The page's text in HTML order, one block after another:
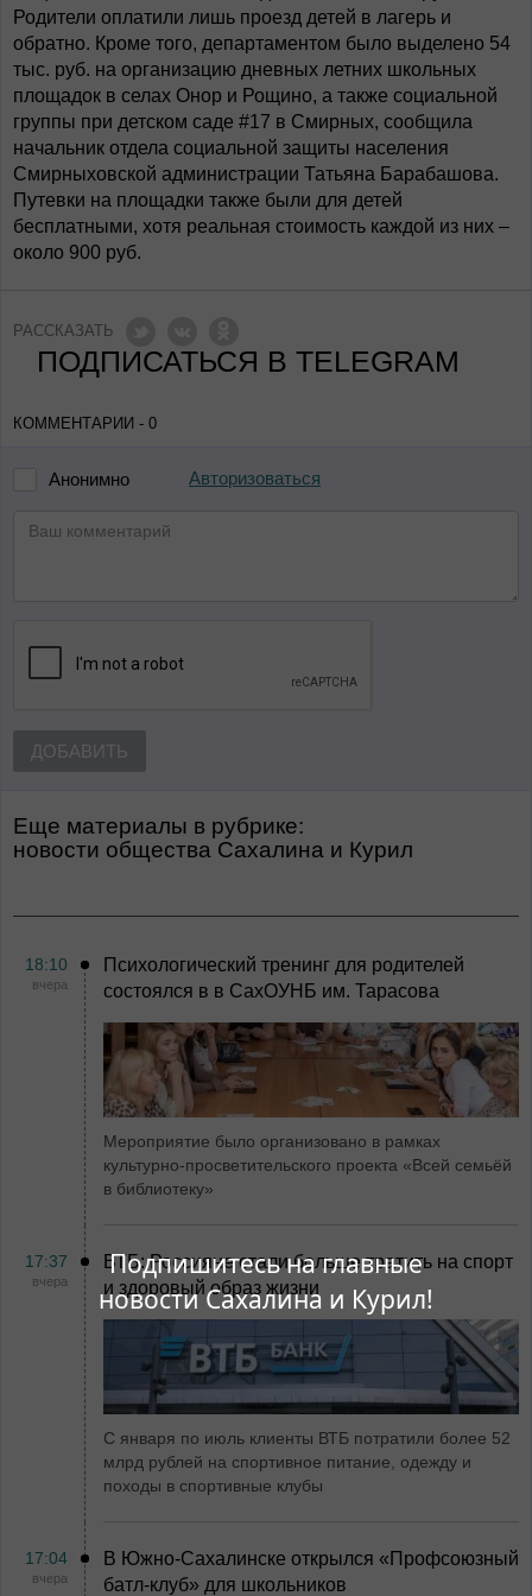
Подпишитесь на главные
новости Сахалина и Курил!
Родители оплатили лишь проезд детей в лагерь и
обратно. Кроме того, департаментом было выделено 54
тыс. руб. на организацию дневных летних школьных
площадок в селах Онор и Рощино, а также социальной
группы при детском саде #17 в Смирных, сообщила
начальник отдела социальной защиты населения
Смирныховской администрации Татьяна Барабашова.
Путевки на площадки также были для детей
бесплатными, хотя реальная стоимость каждой из них –
около 900 руб.
РАССКАЗАТЬ
ПОДПИСАТЬСЯ В TELEGRAM
КОММЕНТАРИИ - 0
Анонимно Авторизоваться
ДОБАВИТЬ
Еще материалы в рубрике:
Новости общества Сахалина и Курил
18:10
вчера
Психологический тренинг для родителей
состоялся в в СахОУНБ им. Тарасова
Мероприятие было организовано в рамках
культурно-просветительского проекта «Всей семьёй
в библиотеку»
17:37
вчера
ВТБ: Россияне стали больше тратить на спорт
и здоровый образ жизни
С января по июль клиенты ВТБ потратили более 52
млрд рублей на спортивное питание, одежду и
походы в спортивные клубы
17:04
вчера
В Южно-Сахалинске открылся «Профсоюзный
батл-клуб» для школьников